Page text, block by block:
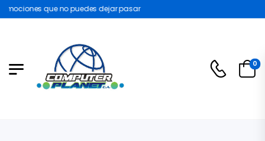
que no puedes dejar pasar
0